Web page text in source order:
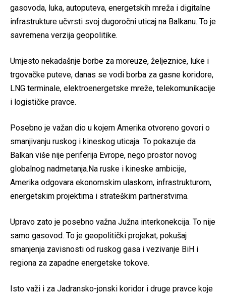
gasovoda, luka, autoputeva, energetskih mreža i digitalne
infrastrukture učvrsti svoj dugoročni uticaj na Balkanu. To je
savremena verzija geopolitike.
Umjesto nekadašnje borbe za moreuze, željeznice, luke i
trgovačke puteve, danas se vodi borba za gasne koridore,
LNG terminale, elektroenergetske mreže, telekomunikacije
i logističke pravce.
Posebno je važan dio u kojem Amerika otvoreno govori o
smanjivanju ruskog i kineskog uticaja. To pokazuje da
Balkan više nije periferija Evrope, nego prostor novog
globalnog nadmetanja.Na ruske i kineske ambicije,
Amerika odgovara ekonomskim ulaskom, infrastrukturom,
energetskim projektima i strateškim partnerstvima.
Upravo zato je posebno važna Južna interkonekcija. To nije
samo gasovod. To je geopolitički projekat, pokušaj
smanjenja zavisnosti od ruskog gasa i vezivanje BiH i
regiona za zapadne energetske tokove.
Isto važi i za Jadransko-jonski koridor i druge pravce koje